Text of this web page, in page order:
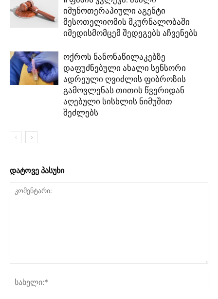
იმუნოთერაპიული აგენტი
მესოთელიომის მკურნალობაში
იმედისმომცემ შედეგებს აჩვენებს
ოქროს ნანონაწილაკებზე
დაფუძნებული ახალი სენსორი
ადრეული ღვიძლის ფიბროზის
გამოვლენას თითის წვერიდან
აღებული სისხლის ნიმუშით
შეძლებს
დატოვე პასუხი